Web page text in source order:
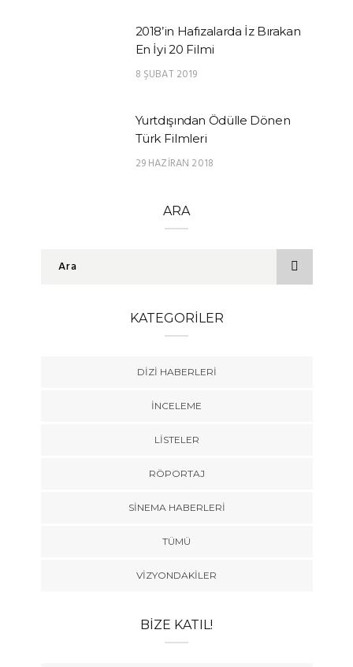
2018’in Hafızalarda İz Bırakan
En İyi 20 Filmi
8 ŞUBAT 2019
Yurtdışından Ödülle Dönen
Türk Filmleri
29 HAZIRAN 2018
ARA
KATEGORILER
DIZI HABERLERI
İNCELEME
LISTELER
RÖPORTAJ
SINEMA HABERLERI
TÜMÜ
VIZYONDAKILER
BIZE KATIL!